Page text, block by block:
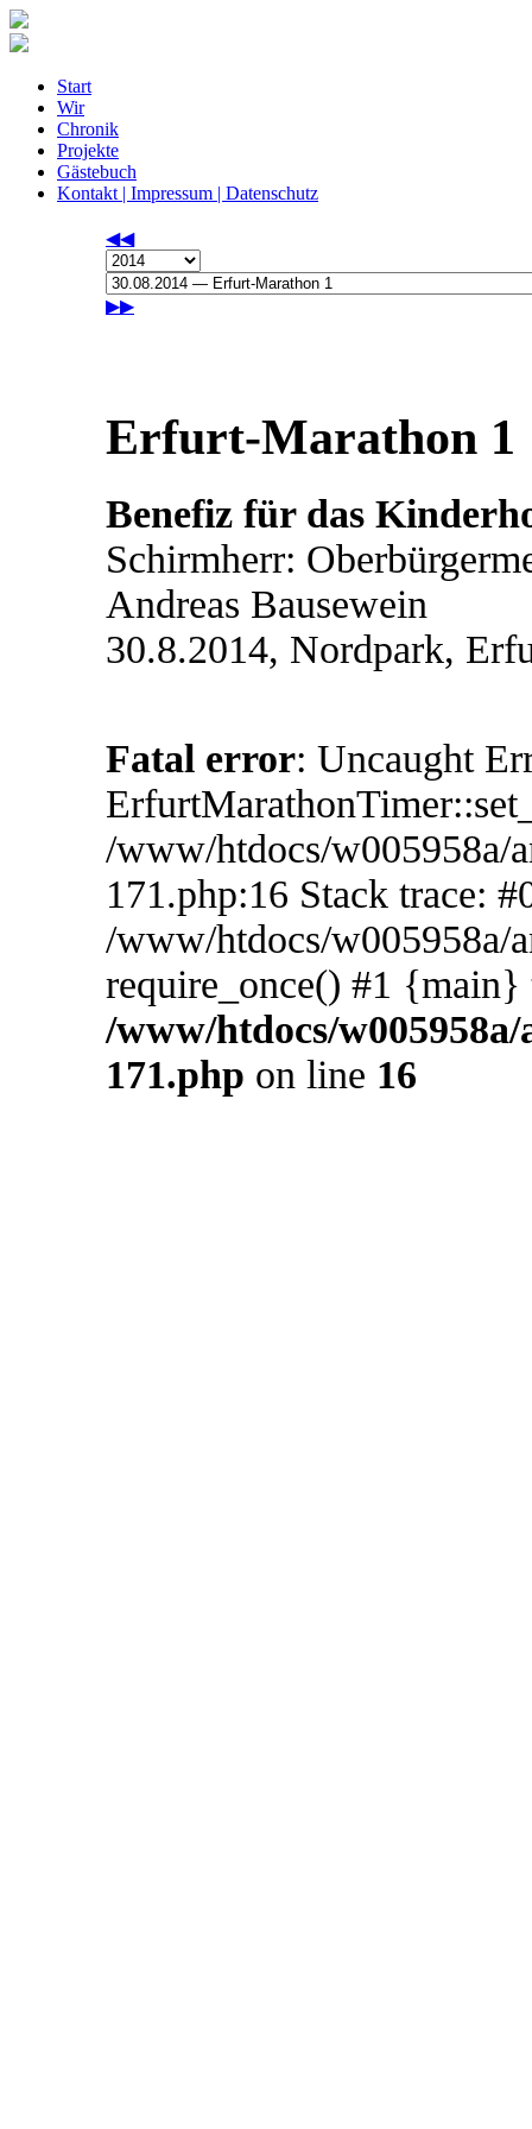
Start
Wir
Chronik
Projekte
Gästebuch
Kontakt | Impressum | Datenschutz
◀◀
▶▶
Erfurt-Marathon 1
Benefiz für das
Schirmherr:
Andreas Bausewein
30.8.2014, Nordpark,
Fatal error: Uncaught
/www/htdocs/w005958a/
171.php:16 Stack trace:
/www/htdocs/w005958a/
require_once() #1
/www/htdocs/
171.php on line 16